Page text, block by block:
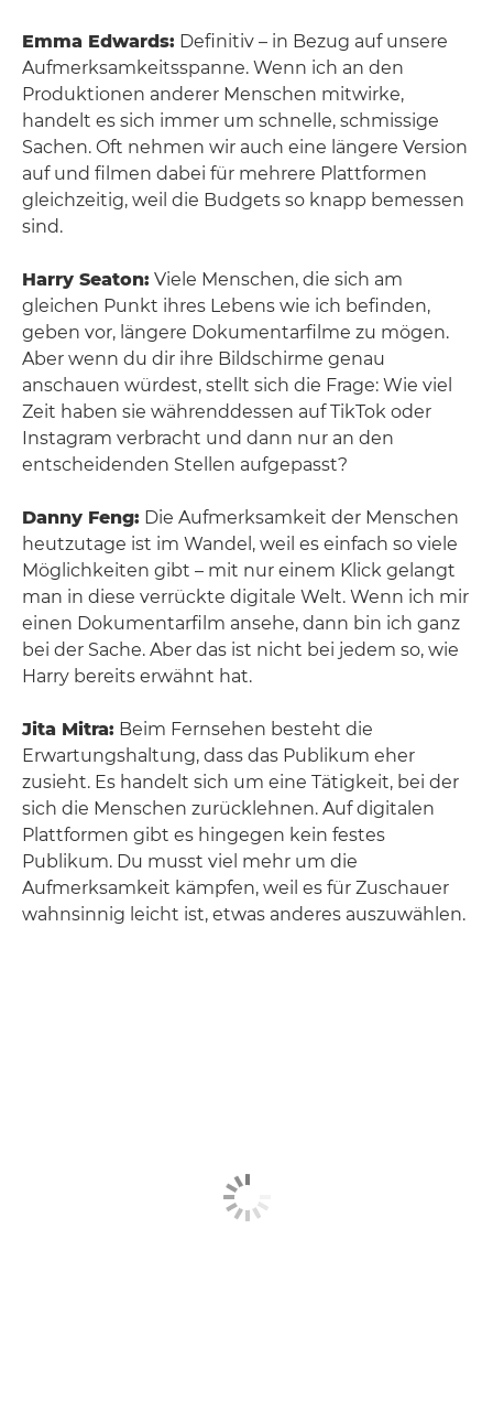
Emma Edwards: Definitiv – in Bezug auf unsere
Aufmerksamkeitsspanne. Wenn ich an den
Produktionen anderer Menschen mitwirke,
handelt es sich immer um schnelle, schmissige
Sachen. Oft nehmen wir auch eine längere Version
auf und filmen dabei für mehrere Plattformen
gleichzeitig, weil die Budgets so knapp bemessen
sind.
Harry Seaton: Viele Menschen, die sich am
gleichen Punkt ihres Lebens wie ich befinden,
geben vor, längere Dokumentarfilme zu mögen.
Aber wenn du dir ihre Bildschirme genau
anschauen würdest, stellt sich die Frage: Wie viel
Zeit haben sie währenddessen auf TikTok oder
Instagram verbracht und dann nur an den
entscheidenden Stellen aufgepasst?
Danny Feng: Die Aufmerksamkeit der Menschen
heutzutage ist im Wandel, weil es einfach so viele
Möglichkeiten gibt – mit nur einem Klick gelangt
man in diese verrückte digitale Welt. Wenn ich mir
einen Dokumentarfilm ansehe, dann bin ich ganz
bei der Sache. Aber das ist nicht bei jedem so, wie
Harry bereits erwähnt hat.
Jita Mitra: Beim Fernsehen besteht die
Erwartungshaltung, dass das Publikum eher
zusieht. Es handelt sich um eine Tätigkeit, bei der
sich die Menschen zurücklehnen. Auf digitalen
Plattformen gibt es hingegen kein festes
Publikum. Du musst viel mehr um die
Aufmerksamkeit kämpfen, weil es für Zuschauer
wahnsinnig leicht ist, etwas anderes auszuwählen.